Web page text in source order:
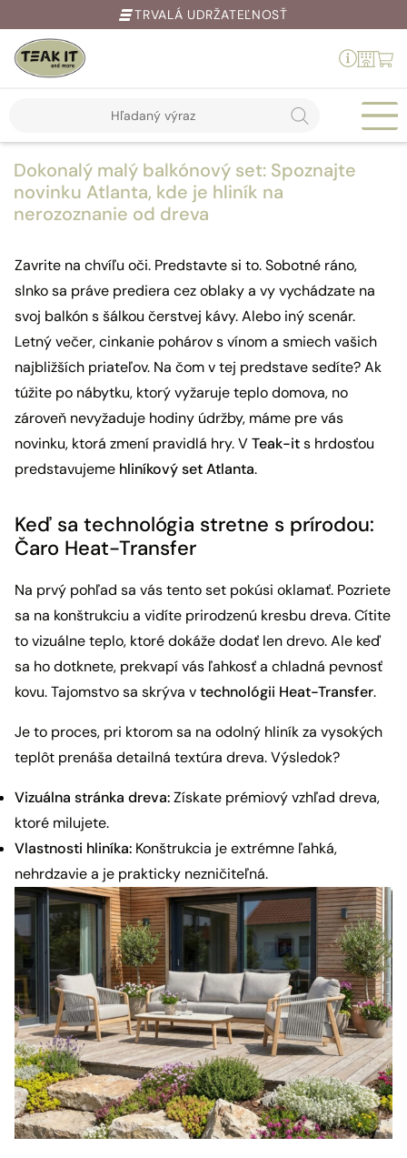
zum
Inhalt
TRVALÁ UDRŽATEĽNOSŤ
Dokonalý malý balkónový set: Spoznajte
novinku Atlanta, kde je hliník na
nerozoznanie od dreva
Zavrite na chvíľu oči. Predstavte si to. Sobotné ráno,
slnko sa práve prediera cez oblaky a vy vychádzate na
svoj balkón s šálkou čerstvej kávy. Alebo iný scenár.
Letný večer, cinkanie pohárov s vínom a smiech vašich
najbližších priateľov. Na čom v tej predstave sedíte? Ak
túžite po nábytku, ktorý vyžaruje teplo domova, no
zároveň nevyžaduje hodiny údržby, máme pre vás
novinku, ktorá zmení pravidlá hry. VTeak-its hrdosťou
predstavujeme hliníkový set Atlanta.
Keď sa technológia stretne s prírodou:
Čaro Heat-Transfer
Na prvý pohľad sa vás tento set pokúsi oklamať. Pozriete
sa na konštrukciu a vidíte prirodzenú kresbu dreva. Cítite
to vizuálne teplo, ktoré dokáže dodať len drevo. Ale keď
sa ho dotknete, prekvapí vás ľahkosť a chladná pevnosť
kovu. Tajomstvo sa skrýva vtechnológii Heat-Transfer.
Je to proces, pri ktorom sa na odolný hliník za vysokých
teplôt prenáša detailná textúra dreva. Výsledok?
Vizuálna stránka dreva:Získate prémiový vzhľad dreva,
ktoré milujete.
Vlastnosti hliníka: Konštrukcia je extrémne ľahká,
nehrdzavie a je prakticky nezničiteľná.